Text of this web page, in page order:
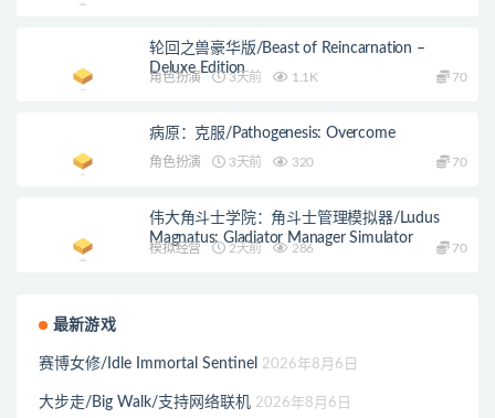
轮回之兽豪华版/Beast of Reincarnation –
Deluxe Edition
角色扮演 3天前 1.1K 70
病原：克服/Pathogenesis: Overcome
角色扮演 3天前 320 70
伟大角斗士学院：角斗士管理模拟器/Ludus
Magnatus: Gladiator Manager Simulator
模拟经营 2天前 286 70
最新游戏
赛博女修/Idle Immortal Sentinel 2026年8月6日
大步走/Big Walk/支持网络联机 2026年8月6日